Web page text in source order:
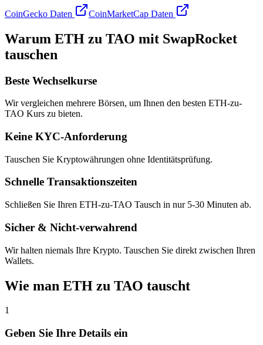
CoinGecko Daten CoinMarketCap Daten
Warum ETH zu TAO mit SwapRocket
tauschen
Beste Wechselkurse
Wir vergleichen mehrere Börsen, um Ihnen den besten ETH-zu-
TAO Kurs zu bieten.
Keine KYC-Anforderung
Tauschen Sie Kryptowährungen ohne Identitätsprüfung.
Schnelle Transaktionszeiten
Schließen Sie Ihren ETH-zu-TAO Tausch in nur 5-30 Minuten ab.
Sicher & Nicht-verwahrend
Wir halten niemals Ihre Krypto. Tauschen Sie direkt zwischen Ihren
Wallets.
Wie man ETH zu TAO tauscht
1
Geben Sie Ihre Details ein